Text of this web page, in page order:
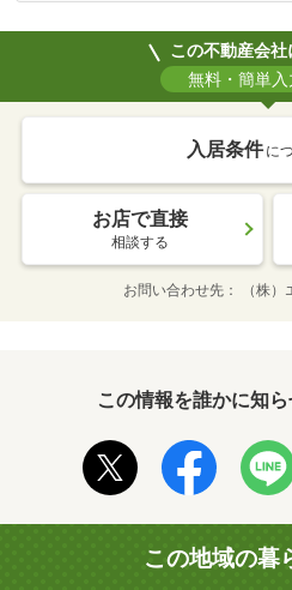
この不動産会社
無料・簡単入
入居条件 に
お店で直接
相談する
お問い合わせ先 （株
この情報を誰かに知
この地域の暮